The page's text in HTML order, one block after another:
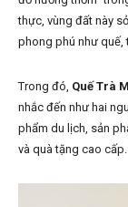
thực, vùng đất này
phong phú như quế,
Trong đó, Quế Trà
nhắc đến như hai
phẩm du lịch, sản
và quà tặng cao cấp.